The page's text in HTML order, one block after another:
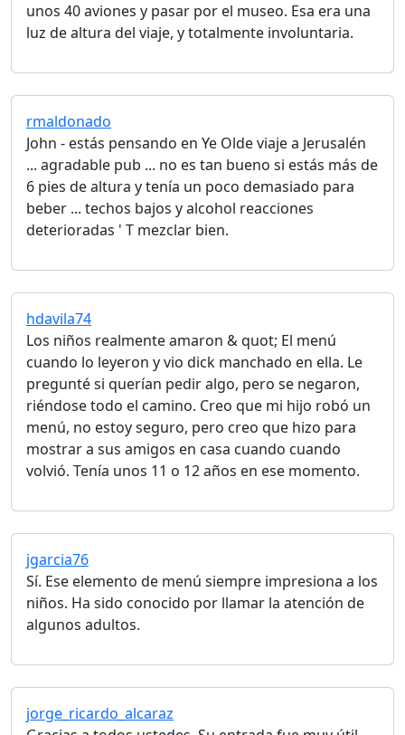
unos 40 aviones y pasar por el museo. Esa era una
luz de altura del viaje, y totalmente involuntaria.
rmaldonado
John - estás pensando en Ye Olde viaje a Jerusalén
... agradable pub ... no es tan bueno si estás más de
6 pies de altura y tenía un poco demasiado para
beber ... techos bajos y alcohol reacciones
deterioradas ' T mezclar bien.
hdavila74
Los niños realmente amaron & quot; El menú
cuando lo leyeron y vio dick manchado en ella. Le
pregunté si querían pedir algo, pero se negaron,
riéndose todo el camino. Creo que mi hijo robó un
menú, no estoy seguro, pero creo que hizo para
mostrar a sus amigos en casa cuando cuando
volvió. Tenía unos 11 o 12 años en ese momento.
jgarcia76
Sí. Ese elemento de menú siempre impresiona a los
niños. Ha sido conocido por llamar la atención de
algunos adultos.
jorge_ricardo_alcaraz